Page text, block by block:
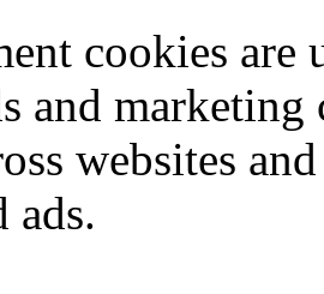
cookies
and marketing
websites
ads.